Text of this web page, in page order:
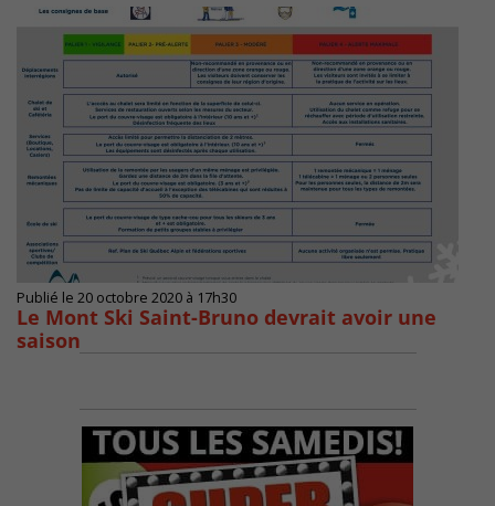
Publié le 20 octobre 2020 à 17h30
Le Mont Ski Saint-Bruno devrait avoir une
saison